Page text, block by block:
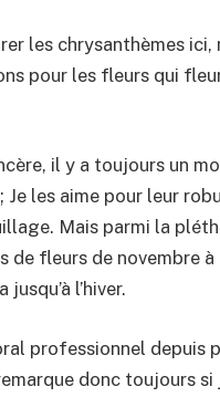
les chrysanthèmes
pour les fleurs qui
il y a toujours un
les aime pour leur
Mais parmi la
de fleurs de novembre
l’hiver.
professionnel depuis
donc toujours